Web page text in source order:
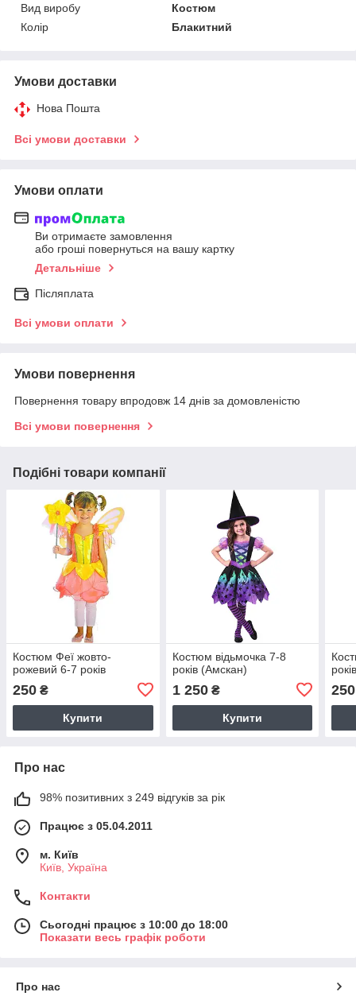
Вид виробу
Костюм
Колір
Блакитний
Умови доставки
Нова Пошта
Всі умови доставки
Умови оплати
Ви отримаєте замовлення
або гроші повернуться на вашу картку
Детальніше
Післяплата
Всі умови оплати
Умови повернення
Повернення товару впродовж 14 днів за домовленістю
Всі умови повернення
Подібні товари компанії
Костюм Феї жовто-
рожевий 6-7 років
250 ₴
Купити
Костюм відьмочка 7-8
років (Амскан)
1 250₴
Купити
250
Про нас
98% позитивних з 249 відгуків за рік
Працює з 05.04.2011
м. Київ
Київ, Україна
Контакти
Сьогодні працює з 10:00 до 18:00
Показати весь графік роботи
Про нас